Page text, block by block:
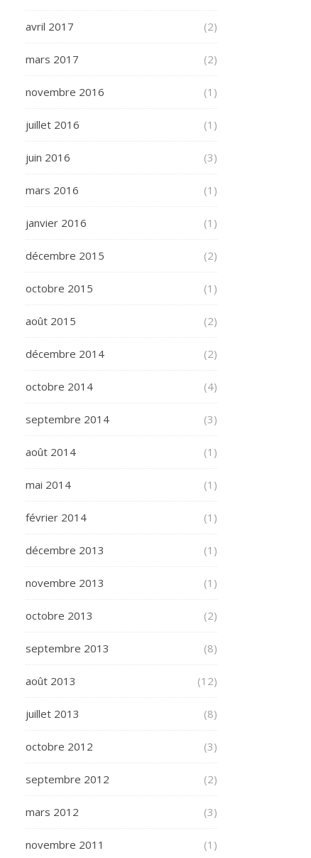
avril 2017 (2)
mars 2017 (2)
novembre 2016 (1)
juillet 2016 (1)
juin 2016 (3)
mars 2016 (1)
janvier 2016 (1)
décembre 2015 (2)
octobre 2015 (1)
août 2015 (2)
décembre 2014 (2)
octobre 2014 (4)
septembre 2014 (3)
août 2014 (1)
mai 2014 (1)
février 2014 (1)
décembre 2013 (1)
novembre 2013 (1)
octobre 2013 (2)
septembre 2013 (8)
août 2013 (12)
juillet 2013 (8)
octobre 2012 (3)
septembre 2012 (2)
mars 2012 (3)
novembre 2011 (1)